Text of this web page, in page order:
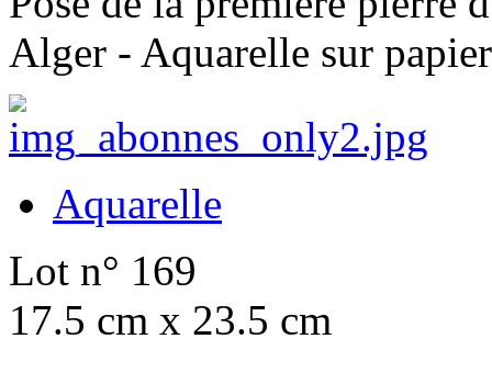
Alger - Aquarelle sur
Aquarelle
Lot n° 169
17.5 cm x 23.5 cm